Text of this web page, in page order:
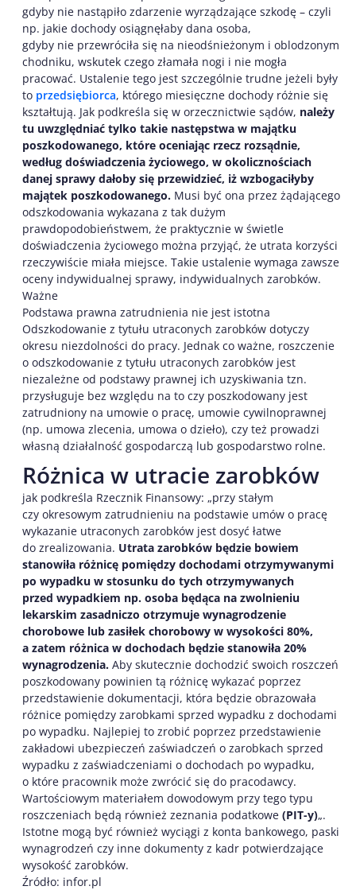
gdyby nie nastąpiło zdarzenie wyrządzające szkodę – czyli
np. jakie dochody osiągnęłaby dana osoba,
gdyby nie przewróciła się na nieodśnieżonym i oblodzonym
chodniku, wskutek czego złamała nogi i nie mogła
pracować. Ustalenie tego jest szczególnie trudne jeżeli były
to przedsiębiorca, którego miesięczne dochody różnie się
kształtują. Jak podkreśla się w orzecznictwie sądów, należy
tu uwzględniać tylko takie następstwa w majątku
poszkodowanego, które oceniając rzecz rozsądnie,
według doświadczenia życiowego, w okolicznościach
danej sprawy dałoby się przewidzieć, iż wzbogaciłyby
majątek poszkodowanego. Musi być ona przez żądającego
odszkodowania wykazana z tak dużym
prawdopodobieństwem, że praktycznie w świetle
doświadczenia życiowego można przyjąć, że utrata korzyści
rzeczywiście miała miejsce. Takie ustalenie wymaga zawsze
oceny indywidualnej sprawy, indywidualnych zarobków.
Ważne
Podstawa prawna zatrudnienia nie jest istotna
Odszkodowanie z tytułu utraconych zarobków dotyczy
okresu niezdolności do pracy. Jednak co ważne, roszczenie
o odszkodowanie z tytułu utraconych zarobków jest
niezależne od podstawy prawnej ich uzyskiwania tzn.
przysługuje bez względu na to czy poszkodowany jest
zatrudniony na umowie o pracę, umowie cywilnoprawnej
(np. umowa zlecenia, umowa o dzieło), czy też prowadzi
własną działalność gospodarczą lub gospodarstwo rolne.
Różnica w utracie zarobków
jak podkreśla Rzecznik Finansowy: „przy stałym
czy okresowym zatrudnieniu na podstawie umów o pracę
wykazanie utraconych zarobków jest dosyć łatwe
do zrealizowania. Utrata zarobków będzie bowiem
stanowiła różnicę pomiędzy dochodami otrzymywanymi
po wypadku w stosunku do tych otrzymywanych
przed wypadkiem np. osoba będąca na zwolnieniu
lekarskim zasadniczo otrzymuje wynagrodzenie
chorobowe lub zasiłek chorobowy w wysokości 80%,
a zatem różnica w dochodach będzie stanowiła 20%
wynagrodzenia. Aby skutecznie dochodzić swoich roszczeń
poszkodowany powinien tą różnicę wykazać poprzez
przedstawienie dokumentacji, która będzie obrazowała
różnice pomiędzy zarobkami sprzed wypadku z dochodami
po wypadku. Najlepiej to zrobić poprzez przedstawienie
zakładowi ubezpieczeń zaświadczeń o zarobkach sprzed
wypadku z zaświadczeniami o dochodach po wypadku,
o które pracownik może zwrócić się do pracodawcy.
Wartościowym materiałem dowodowym przy tego typu
roszczeniach będą również zeznania podatkowe (PIT-y)„.
Istotne mogą być również wyciągi z konta bankowego, paski
wynagrodzeń czy inne dokumenty z kadr potwierdzające
wysokość zarobków.
Źródło: infor.pl